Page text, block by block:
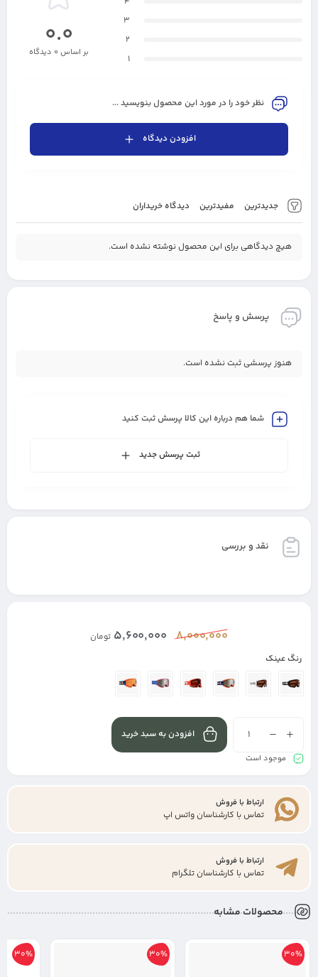
جدیدترین مفیدترین دیدگاه خریداران
هیچ دیدگاهی برای این محصول نوشته نشده است.
3
2
1
0.0
بر اساس 0 دیدگاه
نظر خود را در مورد این محصول بنویسید ...
افزودن دیدگاه
پرسش و پاسخ
هنوز پرسشی ثبت نشده است.
شما هم درباره این کالا پرسش ثبت کنید
ثبت پرسش جدید
نقد و بررسی
8,000,000
5,600,000 تومان
رنگ عینک
افزودن به سبد خرید
موجود است
ارتباط با فروش
تماس با کارشناسان واتس اپ
ارتباط با فروش
تماس با کارشناسان تلگرام
محصولات مشابه
30%
30%
30%